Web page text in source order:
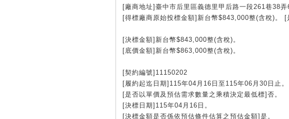
[廠商地址]臺中市后里區義德里甲后路一段261巷38
[得標廠商原始投標金額]新台幣$843,000整(含稅)。 [
[決標金額]新台幣$843,000整(含稅)。
[底價金額]新台幣$863,000整(含稅)。
[契約編號]11150202
[履約起迄日期]115年04月16日至115年06月30日止。
[是否以單價及預估需求數量之乘積決定最低標]否。
[決標日期]115年04月16日。
[決標金額是否係依預估條件估算之預估金額]是。